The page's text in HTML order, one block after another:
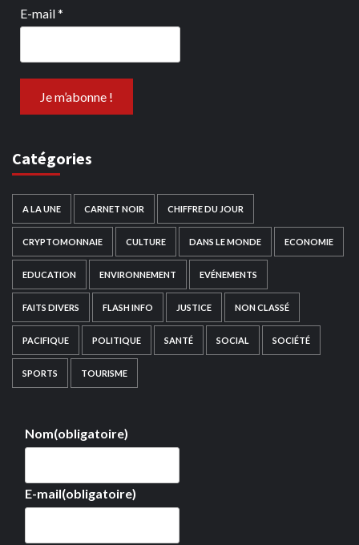
E-mail*
Catégories
A LA UNE CARNET NOIR CHIFFRE DU JOUR
CRYPTOMONNAIE CULTURE DANS LE MONDE ECONOMIE
EDUCATION ENVIRONNEMENT EVÉNEMENTS
FAITS DIVERS FLASH INFO JUSTICE NON CLASSÉ
PACIFIQUE POLITIQUE SANTÉ SOCIAL SOCIÉTÉ
SPORTS TOURISME
Nom(obligatoire)
E-mail(obligatoire)